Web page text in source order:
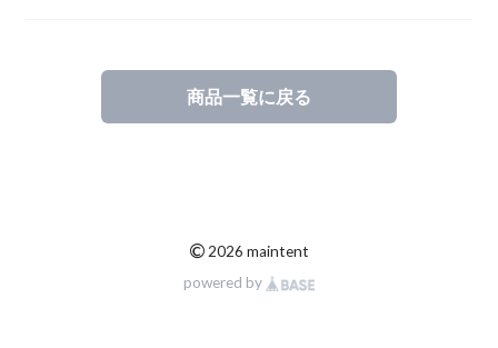
商品一覧に戻る
© 2026 maintent
powered by